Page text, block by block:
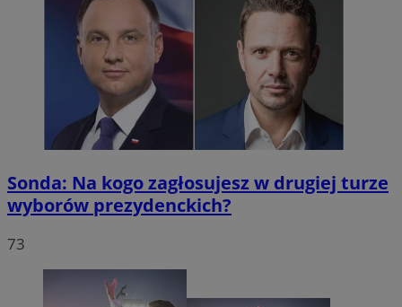
Sonda: Na kogo zagłosujesz w drugiej turze
wyborów prezydenckich?
73